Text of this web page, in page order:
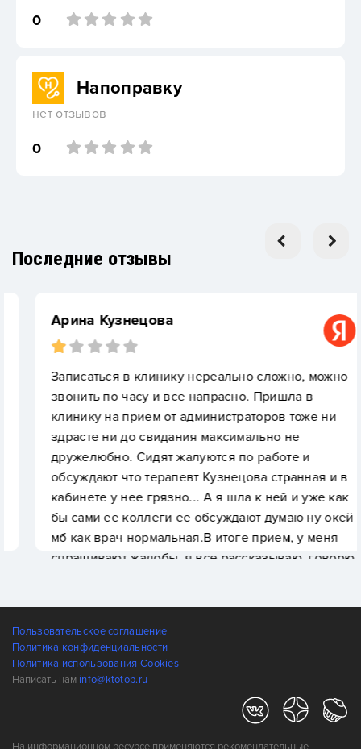
0
Напоправку
нет отзывов
0
Последние отзывы
Арина Кузнецова
Записаться в клинику нереально сложно, можно
звонить по часу и все напрасно. Пришла в
клинику на прием от администраторов тоже ни
здрасте ни до свидания максимально не
дружелюбно. Сидят жалуются по работе и
обсуждают что терапевт Кузнецова странная и в
кабинете у нее грязно... А я шла к ней и уже как
бы сами ее коллеги ее обсуждают думаю ну окей
мб как врач нормальная.В итоге прием, у меня
спрашивают жалобы, я все рассказываю, говорю
прием еще дольше. Очень странно себя ведет и
по итогу такая ну да, горло воспалено, хрипы
есть, но вы недостаточно больны для
больничного, но приходите ко мне ещё на прием
и вот еще анализы сдайте . Самый дикий и
странный поход в клинику в жизни, больше не
Пользовательское соглашение
Политика конфиденциальности
Политика использования Cookies
Написать нам info@ktotop.ru